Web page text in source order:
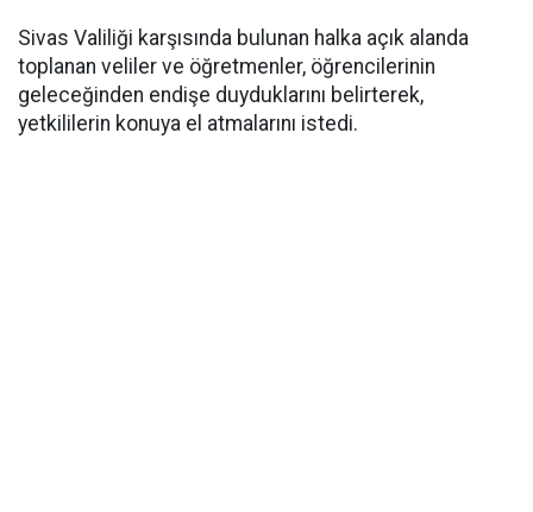
Sivas Valiliği karşısında bulunan halka açık alanda
toplanan veliler ve öğretmenler, öğrencilerinin
geleceğinden endişe duyduklarını belirterek,
yetkililerin konuya el atmalarını istedi.